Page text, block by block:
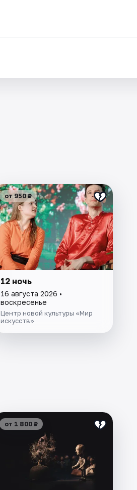
от 950 ₽
12 ночь
16 августа 2026 •
воскресенье
Центр новой культуры «Мир
искусств»
от 1 800 ₽